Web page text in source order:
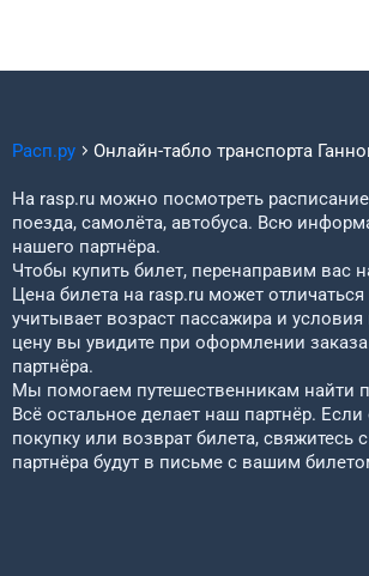
Расп.ру Онлайн-табло транспорта
На rasp.ru можно посмотреть расписание
поезда, самолёта, автобуса. Всю
нашего партнёра.
Чтобы купить билет, перенаправим вас
Цена билета на rasp.ru может
учитывает возраст пассажира и
цену вы увидите при оформлении заказа
партнёра.
Мы помогаем путешественникам найти
Всё остальное делает наш партнёр.
покупку или возврат билета, свяжитесь
партнёра будут в письме с вашим